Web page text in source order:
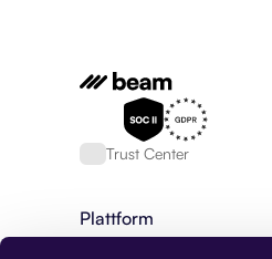
Trust Center
Plattform
Plattform für KI Agenten